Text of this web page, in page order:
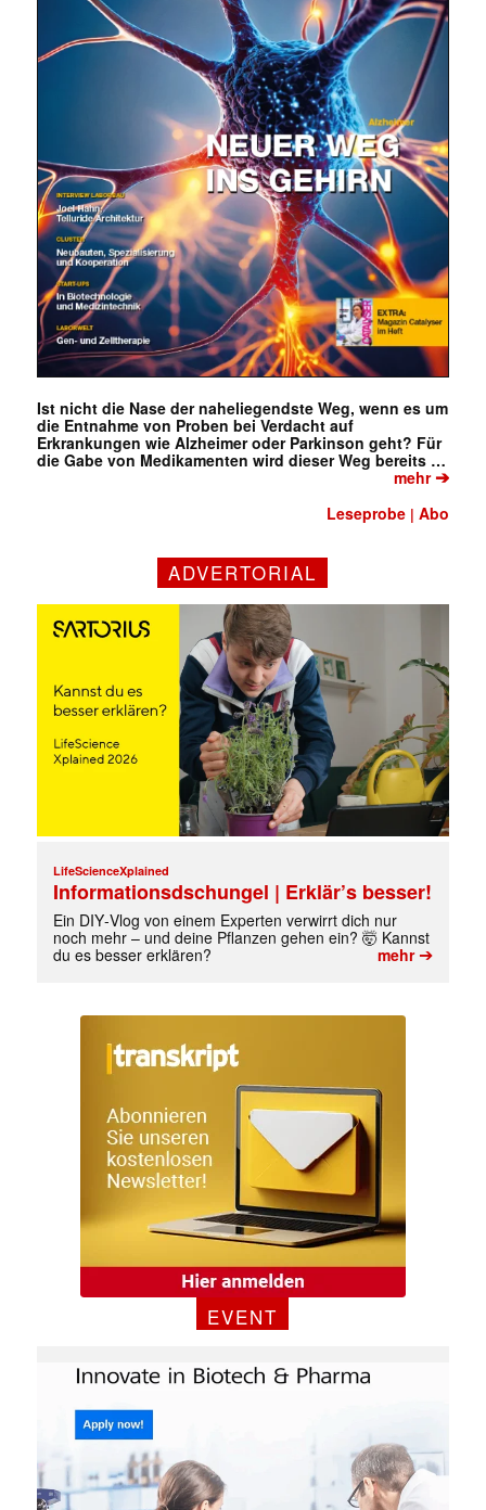
Mit dem |transkript-Newsletter
(erforderlich)
Ist nicht die Nase der naheliegendste Weg, wenn es um
die Entnahme von Proben bei Verdacht auf
Erkrankungen wie Alzheimer oder Parkinson geht? Für
die Gabe von Medikamenten wird dieser Weg bereits …
mehr➔
Leseprobe |Abo
ADVERTORIAL
LifeScienceXplained
Informationsdschungel | Erklär’s besser!
Ein DIY‑Vlog von einem Experten verwirrt dich nur
noch mehr – und deine Pflanzen gehen ein? 🤯 Kannst
du es besser erklären?
mehr➔
EVENT